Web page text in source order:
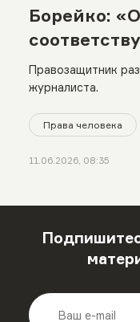
Борейко:
Правозащитник
журналиста.
Права человека
11.06.2026, 08:35